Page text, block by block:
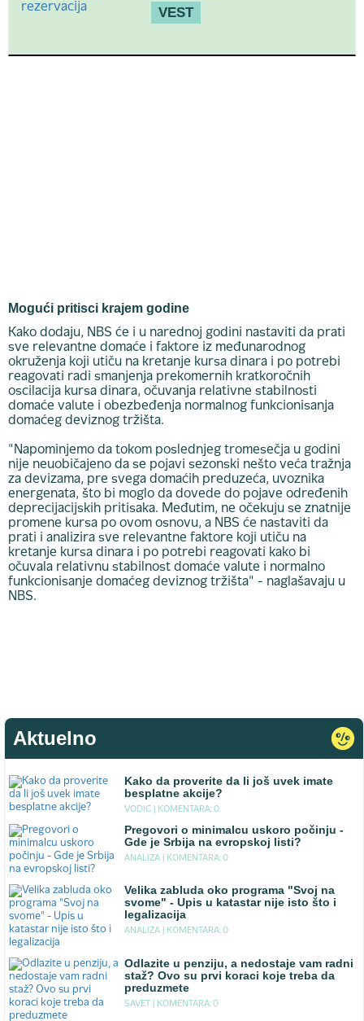
VEST
Mogući pritisci krajem godine
Kako dodaju, NBS će i u narednoj godini nastaviti da prati
sve relevantne domaće i faktore iz međunarodnog
okruženja koji utiču na kretanje kursa dinara i po potrebi
reagovati radi smanjenja prekomernih kratkoročnih
oscilacija kursa dinara, očuvanja relativne stabilnosti
domaće valute i obezbeđenja normalnog funkcionisanja
domaćeg deviznog tržišta.
"Napominjemo da tokom poslednjeg tromesečja u godini
nije neuobičajeno da se pojavi sezonski nešto veća tražnja
za devizama, pre svega domaćih preduzeća, uvoznika
energenata, što bi moglo da dovede do pojave određenih
deprecijacijskih pritisaka. Međutim, ne očekuju se znatnije
promene kursa po ovom osnovu, a NBS će nastaviti da
prati i analizira sve relevantne faktore koji utiču na
kretanje kursa dinara i po potrebi reagovati kako bi
očuvala relativnu stabilnost domaće valute i normalno
funkcionisanje domaćeg deviznog tržišta" - naglašavaju u
NBS.
Aktuelno
Kako da proverite da li još uvek imate
besplatne akcije?
VODIC | KOMENTARA: 0
Pregovori o minimalcu uskoro počinju -
Gde je Srbija na evropskoj listi?
ANALIZA | KOMENTARA: 0
Velika zabluda oko programa "Svoj na
svome" - Upis u katastar nije isto što i
legalizacija
ANALIZA | KOMENTARA: 0
Odlazite u penziju, a nedostaje vam radni
staž? Ovo su prvi koraci koje treba da
preduzmete
SAVET | KOMENTARA: 0